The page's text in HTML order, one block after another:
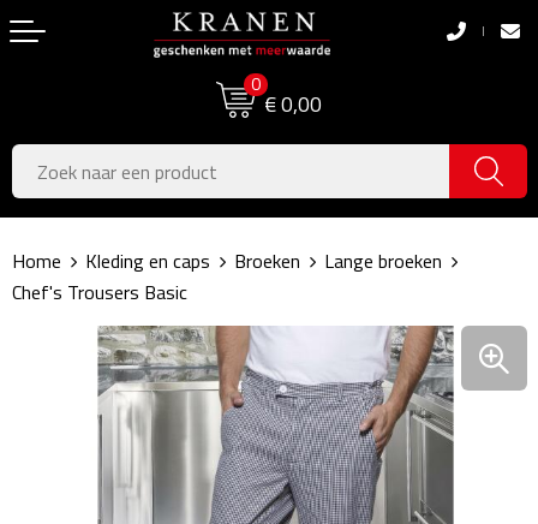
0
€ 0,00
Boodschappentassen
Boodschappentassen
Jute tassen
Katoenen draagtassen
Opvouwbare tassen
Papieren tassen
Schoudertassen
Zakelijke Tassen
Pasen
Koningsdag
Zomer
Voetbal, EK & WK
Sinterklaas
Kerstpakketten
Geboorte- & Kraamcadeau's
Home Kleding en caps Broeken
Lange broeken
Chef's Trousers Basic